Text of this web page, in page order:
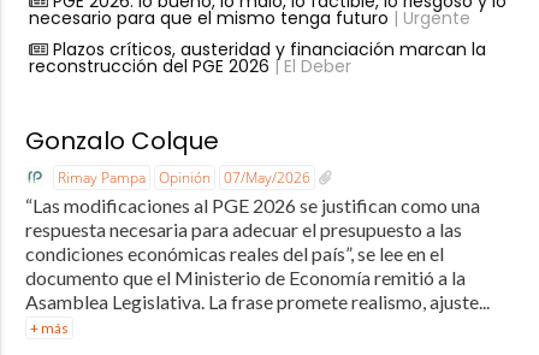
necesario para que el mismo tenga futuro | Urgente
Plazos críticos, austeridad y financiación marcan la
reconstrucción del PGE 2026 | El Deber
Gonzalo Colque
Rimay Pampa Opinión 07/May/2026
“Las modificaciones al PGE 2026 se justifican como una
respuesta necesaria para adecuar el presupuesto a las
condiciones económicas reales del país”, se lee en el
documento que el Ministerio de Economía remitió a la
Asamblea Legislativa. La frase promete realismo, ajuste...
+ más